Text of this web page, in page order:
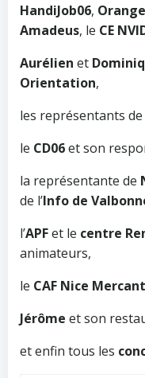
HandiJob06, Orange
Amadeus, le CE
Aurélien et
Orientation,
les représentants
le CD06et son
la représentante de
de l’Info de
l’APFet le centre
animateurs,
le CAF Nice
Jérôme et son
et enfin tous les